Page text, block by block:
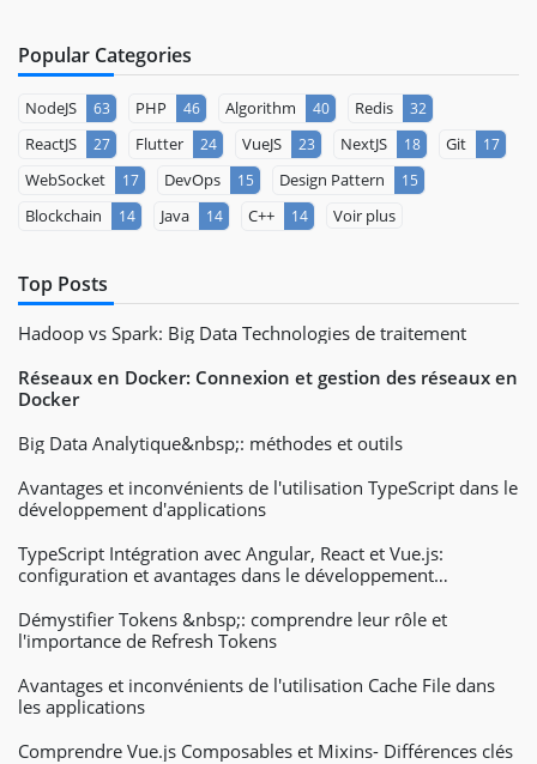
Popular Categories
NodeJS 63 PHP 46 Algorithm 40 Redis 32
ReactJS 27 Flutter 24 VueJS 23 NextJS 18 Git 17
WebSocket 17 DevOps 15 Design Pattern 15
Blockchain 14 Java 14 C++ 14 Voir plus
Top Posts
Hadoop vs Spark: Big Data Technologies de traitement
Réseaux en Docker: Connexion et gestion des réseaux en
Docker
Big Data Analytique&nbsp;: méthodes et outils
Avantages et inconvénients de l'utilisation TypeScript dans le
développement d'applications
TypeScript Intégration avec Angular, React et Vue.js:
configuration et avantages dans le développement
Démystifier Tokens &nbsp;: comprendre leur rôle et
l'importance de Refresh Tokens
Avantages et inconvénients de l'utilisation Cache File dans
les applications
Comprendre Vue.js Composables et Mixins- Différences clés